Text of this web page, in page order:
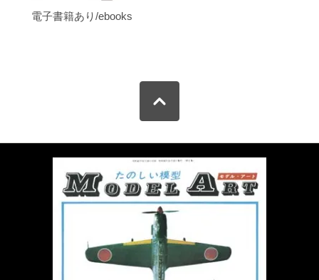
電子書籍あり/ebooks